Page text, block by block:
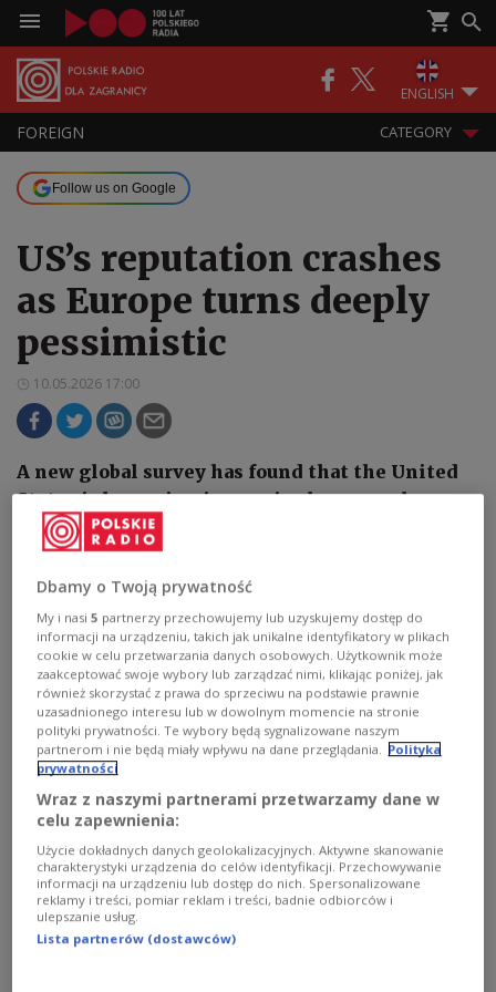
ENGLISH
FOREIGN CATEGORY
Follow us on Google
US’s reputation crashes
as Europe turns deeply
pessimistic
10.05.2026 17:00
A new global survey has found that the United
States is becoming increasingly unpopular
worldwide, while pessimism is growing across
Europe, and support is rising for Greenland’s
right to determine its own future.
U.S. President Donald Trump. REUTERS/Kylie Cooper
The findings come from the latest Democracy
Dbamy o Twoją prywatność
My i nasi5 partnerzy przechowujemy lub uzyskujemy dostęp do
informacji na urządzeniu, takich jak unikalne identyfikatory w plikach
cookie w celu przetwarzania danych osobowych. Użytkownik może
zaakceptować swoje wybory lub zarządzać nimi, klikając poniżej, jak
również skorzystać z prawa do sprzeciwu na podstawie prawnie
uzasadnionego interesu lub w dowolnym momencie na stronie
polityki prywatności. Te wybory będą sygnalizowane naszym
partnerom i nie będą miały wpływu na dane przeglądania. Polityka
prywatności
Wraz z naszymi partnerami przetwarzamy dane w
celu zapewnienia:
Użycie dokładnych danych geolokalizacyjnych. Aktywne skanowanie
charakterystyki urządzenia do celów identyfikacji. Przechowywanie
informacji na urządzeniu lub dostęp do nich. Spersonalizowane
reklamy i treści, pomiar reklam i treści, badnie odbiorców i
ulepszanie usług.
Lista partnerów (dostawców)